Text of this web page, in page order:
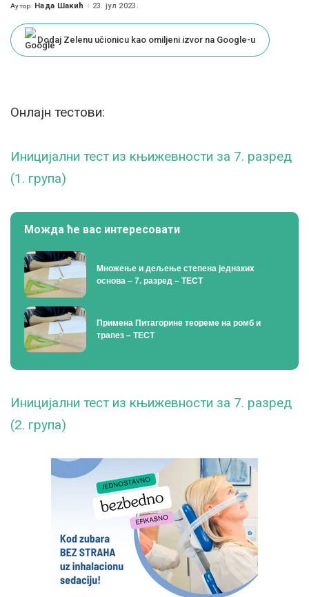
Posted
Аутор: Нада Шакић 23. јул 2023.
Dodaj Zelenu učionicu kao omiljeni izvor na Google-u
Онлајн тестови:
Иницијални тест из књижевности за 7. разред
(1. група)
Можда ће вас интересовати
Множење и дељење степена једнаких
основа – 7. разред – ТЕСТ
Примена Питагорине теореме на ромб и
трапез – ТЕСТ
Иницијални тест из књижевности за 7. разред
(2. група)